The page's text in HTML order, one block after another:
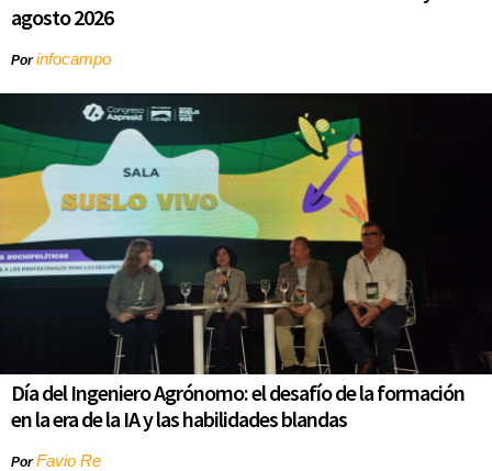
agosto 2026
Porinfocampo
Día del Ingeniero Agrónomo: el desafío de la formación
en la era de la IA y las habilidades blandas
PorFavio Re